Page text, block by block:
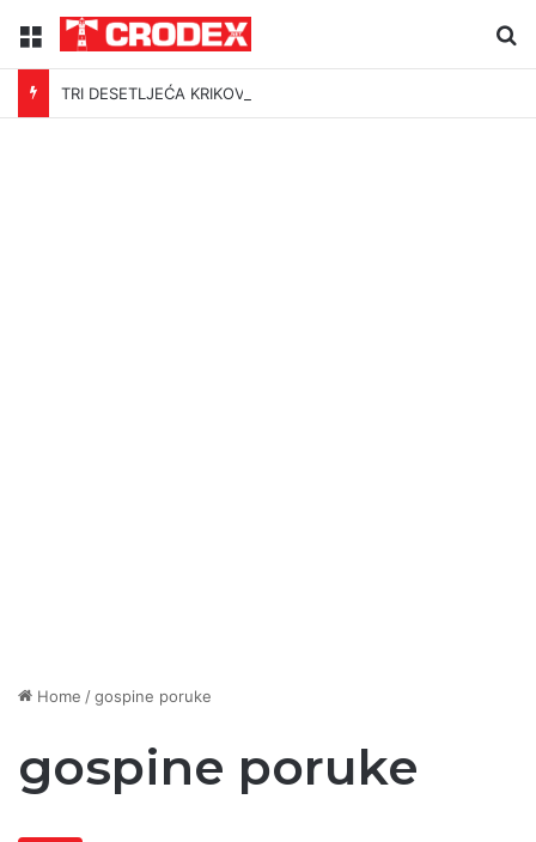
Menu
TRI DESETLJEĆA KRIKOVA OČAJNIKA
Home /gospine poruke
gospine poruke